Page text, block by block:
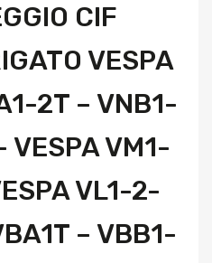
CIF
VESPA
2T – VNB1-
VM1-
VL1-2-
– VBB1-